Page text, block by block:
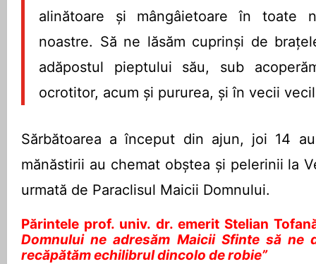
alinătoare și mângâietoare în toate
noastre. Să ne lăsăm cuprinși de
adăpostul pieptului său, sub
ocrotitor, acum și pururea, și în vecii
Sărbătoarea a început din ajun, joi 14
mănăstirii au chemat obștea și pelerinii la
urmată de Paraclisul Maicii Domnului.
Părintele prof. univ. dr. emerit Stelian
Domnului ne adresăm Maicii Sfinte să ne
recăpătăm echilibrul dincolo de robie”